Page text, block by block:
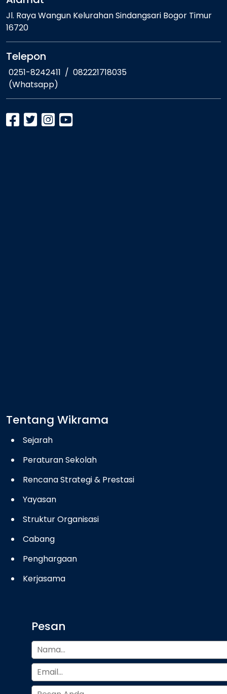
Jl. Raya Wangun Kelurahan Sindangsari Bogor Timur
16720
Telepon
0251-8242411 / 082221718035
(Whatsapp)
Tentang Wikrama
Sejarah
Peraturan Sekolah
Rencana Strategi & Prestasi
Yayasan
Struktur Organisasi
Cabang
Penghargaan
Kerjasama
Pesan